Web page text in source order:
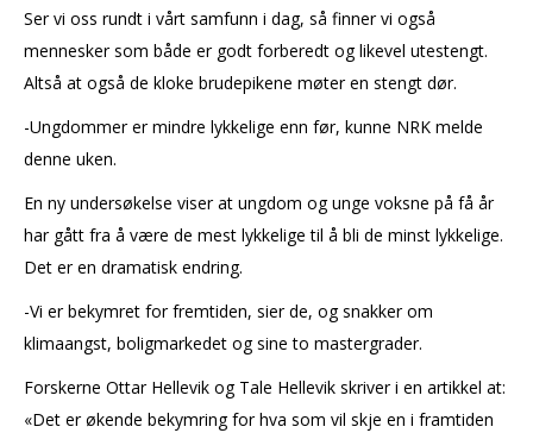
Ser vi oss rundt i vårt samfunn i dag, så finner vi også
mennesker som både er godt forberedt og likevel utestengt.
Altså at også de kloke brudepikene møter en stengt dør.
-Ungdommer er mindre lykkelige enn før, kunne NRK melde
denne uken.
En ny undersøkelse viser at ungdom og unge voksne på få år
har gått fra å være de mest lykkelige til å bli de minst lykkelige.
Det er en dramatisk endring.
-Vi er bekymret for fremtiden, sier de, og snakker om
klimaangst, boligmarkedet og sine to mastergrader.
Forskerne Ottar Hellevik og Tale Hellevik skriver i en artikkel at:
«Det er økende bekymring for hva som vil skje en i framtiden